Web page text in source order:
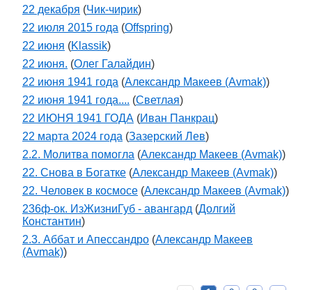
22 декабря (Чик-чирик)
22 июля 2015 года (Offspring)
22 июня (Klassik)
22 июня. (Олег Галайдин)
22 июня 1941 года (Александр Макеев (Avmak))
22 июня 1941 года.... (Светлая)
22 ИЮНЯ 1941 ГОДА (Иван Панкрац)
22 марта 2024 года (Зазерский Лев)
2.2. Молитва помогла (Александр Макеев (Avmak))
22. Снова в Богатке (Александр Макеев (Avmak))
22. Человек в космосе (Александр Макеев (Avmak))
236ф-ок. ИзЖизниГуб - авангард (Долгий
Константин)
2.3. Аббат и Апессандро (Александр Макеев
(Avmak))